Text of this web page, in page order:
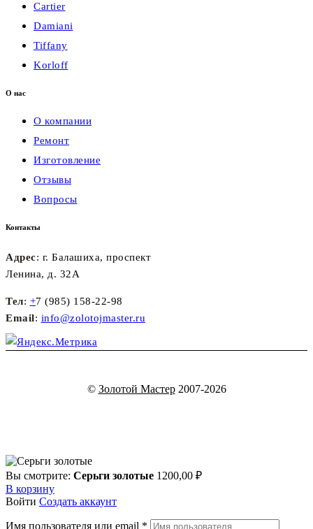
Cartier
Damiani
Tiffany
Korloff
О нас
О компании
Ремонт
Изготовление
Отзывы
Вопросы
Контакты
Адрес: г. Балашиха, проспект
Ленина, д. 32А
Тел: +7 (985) 158-22-98
Email: info@zolotojmaster.ru
© Золотой Мастер2007-2026
Вы смотрите: Серьги золотые 1200,00 ₽
В корзину
Войти Создать аккаунт
Имя пользователя или email *